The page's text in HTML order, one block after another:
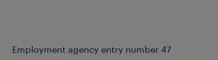
Employment agency entry number 47